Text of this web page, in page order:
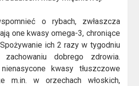
o rybach, zwłaszcza
one kwasy omega-3, chroniące
ich 2 razy w tygodniu
dobrego zdrowia.
kwasy tłuszczowe
m.in. w orzechach włoskich,